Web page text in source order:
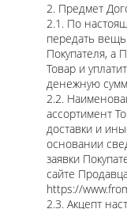
2. Предмет
2.1. По
передать
Покупателя, а
Товар и
денежную
2.2.
ассортимент
доставки и
основании
заявки
сайте
https://
2.3. Акцепт